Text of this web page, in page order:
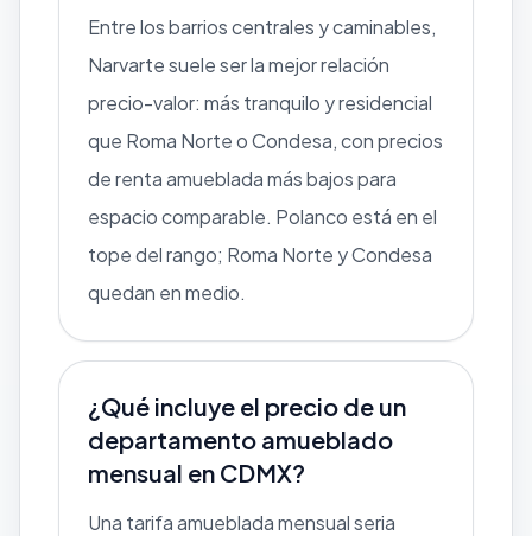
Entre los barrios centrales y caminables,
Narvarte suele ser la mejor relación
precio-valor: más tranquilo y residencial
que Roma Norte o Condesa, con precios
de renta amueblada más bajos para
espacio comparable. Polanco está en el
tope del rango; Roma Norte y Condesa
quedan en medio.
¿Qué incluye el precio de un
departamento amueblado
mensual en CDMX?
Una tarifa amueblada mensual seria